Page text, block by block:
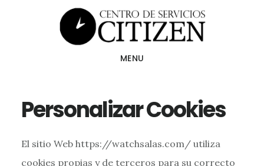
MENU
Personalizar Cookies
El sitio Web https://watchsalas.com/ utiliza
cookies propias y de terceros para su correcto